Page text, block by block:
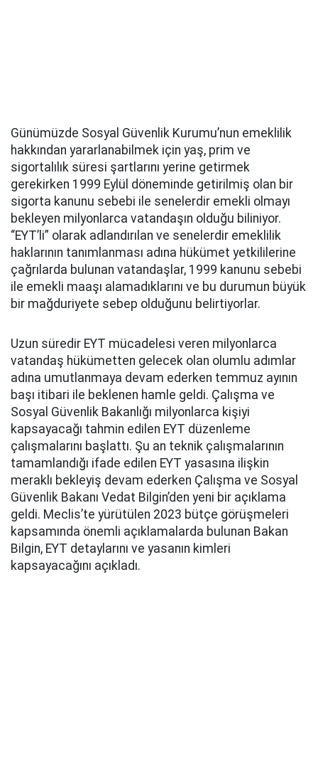
Günümüzde Sosyal Güvenlik Kurumu’nun emeklilik
hakkından yararlanabilmek için yaş, prim ve
sigortalılık süresi şartlarını yerine getirmek
gerekirken 1999 Eylül döneminde getirilmiş olan bir
sigorta kanunu sebebi ile senelerdir emekli olmayı
bekleyen milyonlarca vatandaşın olduğu biliniyor.
“EYT’li” olarak adlandırılan ve senelerdir emeklilik
haklarının tanımlanması adına hükümet yetkililerine
çağrılarda bulunan vatandaşlar, 1999 kanunu sebebi
ile emekli maaşı alamadıklarını ve bu durumun büyük
bir mağduriyete sebep olduğunu belirtiyorlar.
Uzun süredir EYT mücadelesi veren milyonlarca
vatandaş hükümetten gelecek olan olumlu adımlar
adına umutlanmaya devam ederken temmuz ayının
başı itibari ile beklenen hamle geldi. Çalışma ve
Sosyal Güvenlik Bakanlığı milyonlarca kişiyi
kapsayacağı tahmin edilen EYT düzenleme
çalışmalarını başlattı. Şu an teknik çalışmalarının
tamamlandığı ifade edilen EYT yasasına ilişkin
meraklı bekleyiş devam ederken Çalışma ve Sosyal
Güvenlik Bakanı Vedat Bilgin’den yeni bir açıklama
geldi. Meclis’te yürütülen 2023 bütçe görüşmeleri
kapsamında önemli açıklamalarda bulunan Bakan
Bilgin, EYT detaylarını ve yasanın kimleri
kapsayacağını açıkladı.